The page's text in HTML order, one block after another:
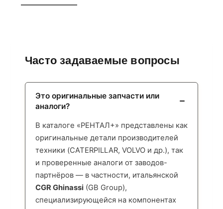
Часто задаваемые вопросы
Это оригинальные запчасти или
аналоги?
В каталоге «РЕНТАЛ+» представлены как
оригинальные детали производителей
техники (CATERPILLAR, VOLVO и др.), так
и проверенные аналоги от заводов-
партнёров — в частности, итальянской
CGR Ghinassi (GB Group),
специализирующейся на компонентах